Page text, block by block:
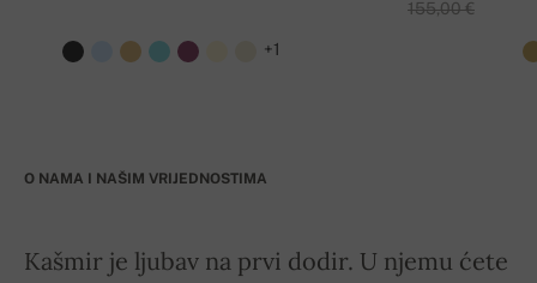
155,00 €
+1
O NAMA I NAŠIM VRIJEDNOSTIMA
Kašmir je ljubav na prvi dodir. U njemu ćete